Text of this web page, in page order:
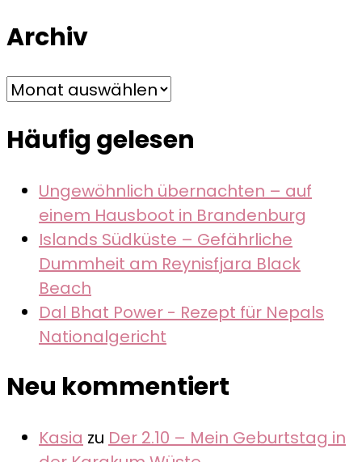
Archiv
Archiv
Häufig gelesen
Ungewöhnlich übernachten – auf
einem Hausboot in Brandenburg
Islands Südküste – Gefährliche
Dummheit am Reynisfjara Black
Beach
Dal Bhat Power - Rezept für Nepals
Nationalgericht
Neu kommentiert
Kasia zu Der 2.10 – Mein Geburtstag in